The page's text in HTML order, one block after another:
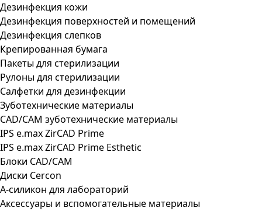
Дезинфекция кожи
Дезинфекция поверхностей и помещений
Дезинфекция слепков
Крепированная бумага
Пакеты для стерилизации
Рулоны для стерилизации
Салфетки для дезинфекции
Зуботехнические материалы
CAD/CAM зуботехнические материалы
IPS e.max ZirCAD Prime
IPS e.max ZirCAD Prime Esthetic
Блоки CAD/CAM
Диски Cercon
А-силикон для лабораторий
Аксессуары и вспомогательные материалы